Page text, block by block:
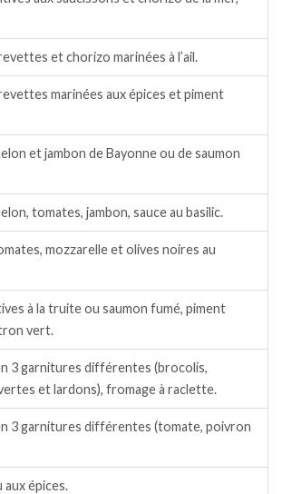
et chorizo marinées à l’ail.
marinées aux épices et piment
et jambon de Bayonne ou de saumon
tomates, jambon, sauce au basilic.
mozzarelle et olives noires au
à la truite ou saumon fumé, piment
vert.
3 garnitures différentes (brocolis,
et lardons), fromage à raclette.
3 garnitures différentes (tomate, poivron
épices.